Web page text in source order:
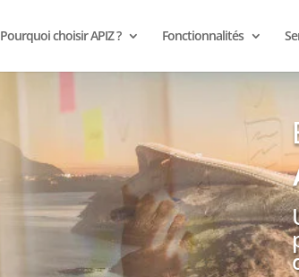
Pourquoi choisir APIZ ? Fonctionnalités